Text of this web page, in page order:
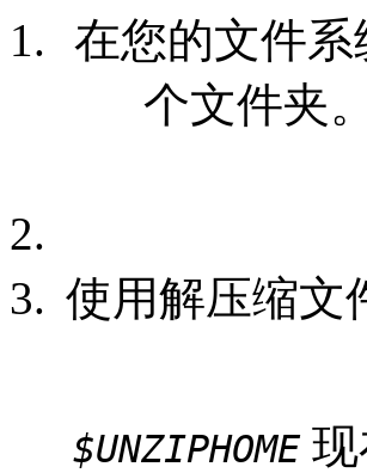
在您的文件
个文件夹
使用解压缩文
$UNZIPHOME现